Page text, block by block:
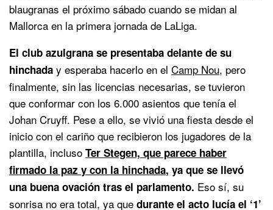
blaugranas el próximo sábado cuando se midan al
Mallorca en la primera jornada de LaLiga.
El club azulgrana se presentaba delante de su
hinchada y esperaba hacerlo en el Camp Nou, pero
finalmente, sin las licencias necesarias, se tuvieron
que conformar con los 6.000 asientos que tenía el
Johan Cruyff. Pese a ello, se vivió una fiesta desde el
inicio con el cariño que recibieron los jugadores de la
plantilla, incluso Ter Stegen, que parece haber
firmado la paz y con la hinchada, ya que se llevó
una buena ovación tras el parlamento. Eso sí, su
sonrisa no era total, ya que durante el acto lucía el ‘1’